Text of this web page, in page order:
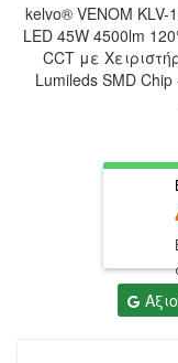
kelvo® VENOM
LED 45W 4500lm
CCT με
Lumileds SMD